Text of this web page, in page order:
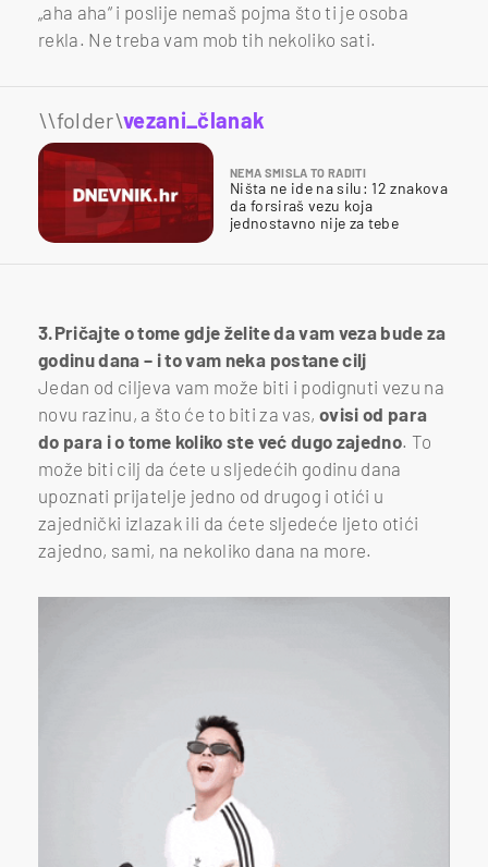
„aha aha“ i poslije nemaš pojma što ti je osoba
rekla. Ne treba vam mob tih nekoliko sati.
\\folder\vezani_članak
NEMA SMISLA TO RADITI
Ništa ne ide na silu: 12 znakova
da forsiraš vezu koja
jednostavno nije za tebe
3.Pričajte o tome gdje želite da vam veza bude za
godinu dana – i to vam neka postane cilj
Jedan od ciljeva vam može biti i podignuti vezu na
novu razinu, a što će to biti za vas, ovisi od para
do para i o tome koliko ste već dugo zajedno. To
može biti cilj da ćete u sljedećih godinu dana
upoznati prijatelje jedno od drugog i otići u
zajednički izlazak ili da ćete sljedeće ljeto otići
zajedno, sami, na nekoliko dana na more.